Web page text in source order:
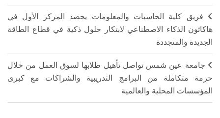
فريق كلية الحاسبات والمعلومات يحصد المركز الأول في
هاكاثون الذكاء الاصطناعي لابتكار حلول ذكية في قطاع الطاقة
الجديدة والمتجددة
جامعة عين شمس تواصل تأهيل طلابها لسوق العمل من خلال
حزمة متكاملة من البرامج التدريبية والشراكات مع كبرى
المؤسسات المحلية والعالمية